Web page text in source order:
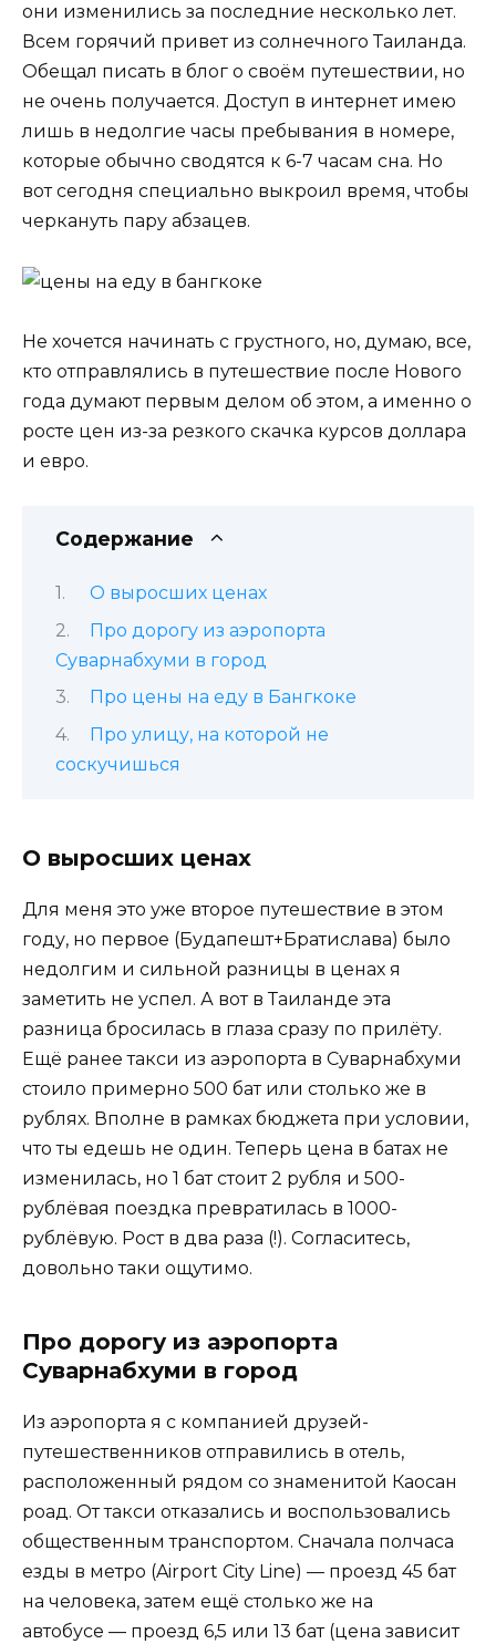
они изменились за последние несколько лет.
Всем горячий привет из солнечного Таиланда.
Обещал писать в блог о своём путешествии, но
не очень получается. Доступ в интернет имею
лишь в недолгие часы пребывания в номере,
которые обычно сводятся к 6-7 часам сна. Но
вот сегодня специально выкроил время, чтобы
черкануть пару абзацев.
Не хочется начинать с грустного, но, думаю, все,
кто отправлялись в путешествие после Нового
года думают первым делом об этом, а именно о
росте цен из-за резкого скачка курсов доллара
и евро.
Содержание
О выросших ценах
Про дорогу из аэропорта
Суварнабхуми в город
Про цены на еду в Бангкоке
Про улицу, на которой не
соскучишься
О выросших ценах
Для меня это уже второе путешествие в этом
году, но первое (Будапешт+Братислава) было
недолгим и сильной разницы в ценах я
заметить не успел. А вот в Таиланде эта
разница бросилась в глаза сразу по прилёту.
Ещё ранее такси из аэропорта в Суварнабхуми
стоило примерно 500 бат или столько же в
рублях. Вполне в рамках бюджета при условии,
что ты едешь не один. Теперь цена в батах не
изменилась, но 1 бат стоит 2 рубля и 500-
рублёвая поездка превратилась в 1000-
рублёвую. Рост в два раза (!). Согласитесь,
довольно таки ощутимо.
Про дорогу из аэропорта
Суварнабхуми в город
Из аэропорта я с компанией друзей-
путешественников отправились в отель,
расположенный рядом со знаменитой Каосан
роад. От такси отказались и воспользовались
общественным транспортом. Сначала полчаса
езды в метро (Airport City Line) — проезд 45 бат
на человека, затем ещё столько же на
автобусе — проезд 6,5 или 13 бат (цена зависит